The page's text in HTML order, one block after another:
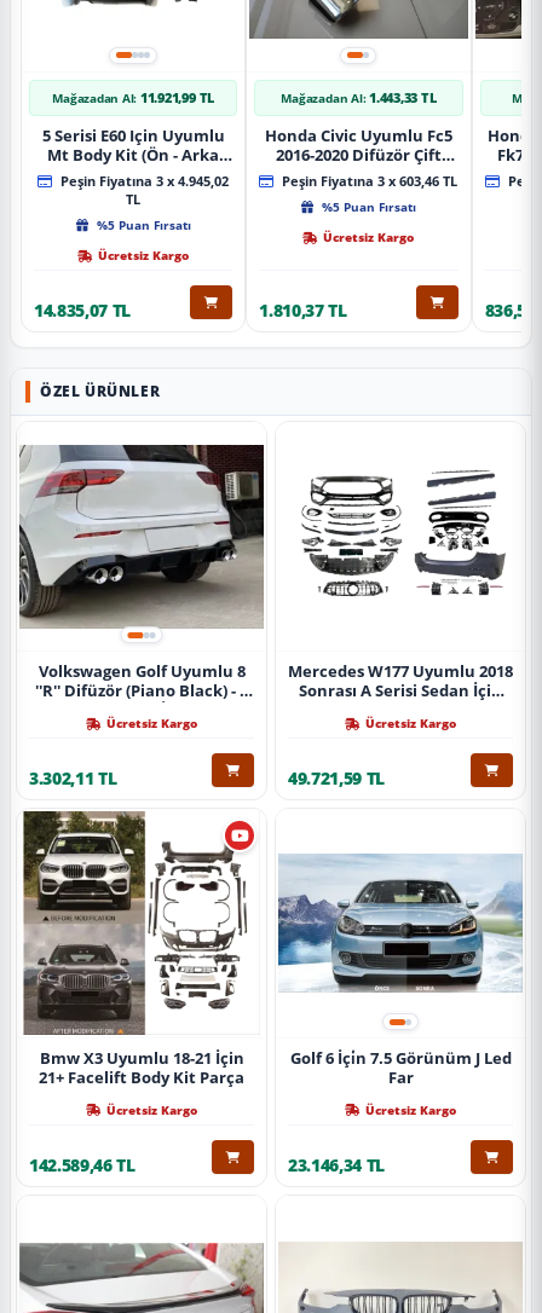
Mağazadan Al: 11.921,99 TL
5 Serisi E60 Için Uyumlu
Mt Body Kit (Ön - Arka
Tampon -Marspiyel )
Peşin Fiyatına 3 x 4.945,02
TL
%5 Puan Fırsatı
Ücretsiz Kargo
14.835,07 TL
Mağazadan Al: 1.443,33 TL
Honda Civic Uyumlu Fc5
2016-2020 Difüzör Çift
Çıkış İçin Egzoz Seti
Peşin Fiyatına 3 x 603,46 TL
%5 Puan Fırsatı
Ücretsiz Kargo
1.810,37 TL
Fk7
836,51
ÖZEL ÜRÜNLER
Volkswagen Golf Uyumlu 8
''R'' Difüzör (Piano Black) - 4
Paket İçin)
Ücretsiz Kargo
3.302,11 TL
Mercedes W177 Uyumlu 2018
Sonrası A Serisi Sedan İçin
Tamponlu Set)
Ücretsiz Kargo
49.721,59 TL
Bmw X3 Uyumlu 18-21 İçin
21+ Facelift Body Kit Parça
Ücretsiz Kargo
142.589,46 TL
Golf 6 İçi̇n 7.5 Görünüm J Led
Far
Ücretsiz Kargo
23.146,34 TL